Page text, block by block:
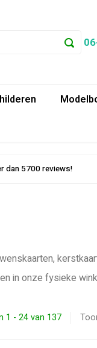
dan 5700 reviews!
in onze fysieke
1 - 24 van 137